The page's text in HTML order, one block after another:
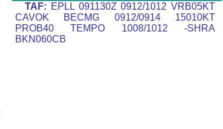
TAF: EPLL 091130Z 0912/1012 VRB05KT
CAVOK BECMG 0912/0914 15010KT
PROB40 TEMPO 1008/1012 -SHRA
BKN060CB